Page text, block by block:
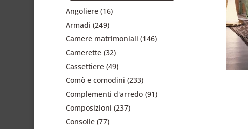
Angoliere (16)
Armadi (249)
Camere matrimoniali (146)
Camerette (32)
Cassettiere (49)
Comò e comodini (233)
Complementi d'arredo (91)
Composizioni (237)
Consolle (77)